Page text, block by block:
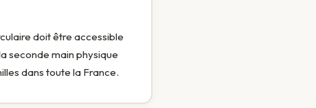
doit être accessible
seconde main physique
dans toute la France.